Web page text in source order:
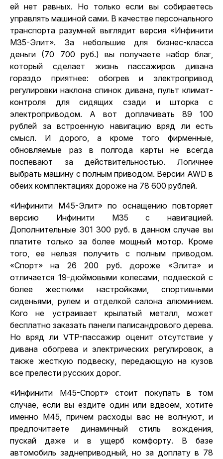
ей нет равных. Но только если вы собираетесь
управлять машиной сами. В качестве персонального
транспорта разумней выглядит версия «Инфинити
М35-Элит». За небольшие для бизнес-класса
деньги (70 700 руб.) вы получаете набор благ,
который сделает жизнь пассажиров дивана
гораздо приятнее: обогрев и электропривод
регулировки наклона спинок дивана, пульт климат-
контроля для сидящих сзади и шторка с
электроприводом. А вот доплачивать 89 100
рублей за встроенную навигацию вряд ли есть
смысл. И дорого, а кроме того фирменные,
обновляемые раз в полгода карты не всегда
поспевают за действительностью. Логичнее
выбрать машину с полным приводом. Версии AWD в
обеих комплектациях дороже на 78 600 рублей.
«Инфинити М45-Элит» по оснащению повторяет
версию Инфинити М35 с навигацией.
Дополнительные 301 300 руб. в данном случае вы
платите только за более мощный мотор. Кроме
того, ее нельзя получить с полным приводом.
«Спорт» на 26 200 руб. дороже «Элита» и
отличается 19-дюймовыми колесами, подвеской с
более жесткими настройками, спортивными
сиденьями, рулем и отделкой салона алюминием.
Кого не устраивает крылатый металл, может
бесплатно заказать панели палисандрового дерева.
Но вряд ли VTP-пассажир оценит отсутствие у
дивана обогрева и электрических регулировок, а
также жесткую подвеску, передающую на кузов
все прелести русских дорог.
«Инфинити М45-Спорт» стоит покупать в том
случае, если вы ездите один или вдвоем, хотите
именно М45, причем расходы вас не волнуют, и
предпочитаете динамичный стиль вождения,
пускай даже и в ущерб комфорту. В базе
автомобиль заднеприводный, но за доплату в 78